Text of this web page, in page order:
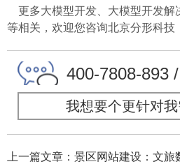
更多大模型开发、大模型开发解
等相关，欢迎您咨询北京分形科技
400-7808-893
我想要个更针对
上一篇文章：景区网站建设：文旅